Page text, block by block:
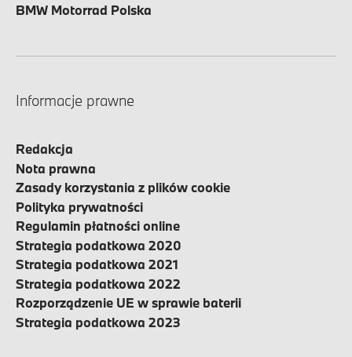
BMW Motorrad Polska
Informacje prawne
Redakcja
Nota prawna
Zasady korzystania z plików cookie
Polityka prywatności
Regulamin płatności online
Strategia podatkowa 2020
Strategia podatkowa 2021
Strategia podatkowa 2022
Rozporządzenie UE w sprawie baterii
Strategia podatkowa 2023